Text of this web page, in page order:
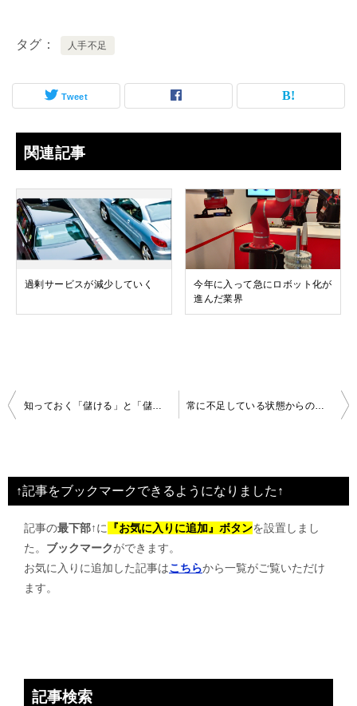
タグ 人手不足
Tweet
関連記事
過剰サービスが減少していく
今年に入って急にロボット化が
進んだ業界
投
ビ
ゲ
↑記事をブックマークできるようになりました↑
記事の最下部↑に 『お気に入りに追加』ボタンを設置しまし
た。 ブックマークができます。
お気に入りに追加した記事はこちらから一覧がご覧いただけ
ます。
記事検索